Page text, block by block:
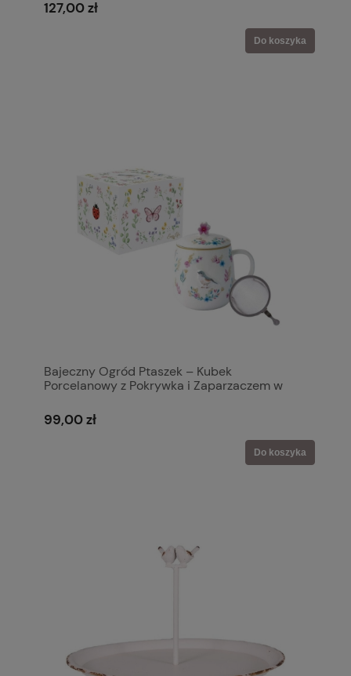
127,00 zł
Do koszyka
Bajeczny Ogród Ptaszek – Kubek
Porcelanowy z Pokrywka i Zaparzaczem w
99,00 zł
Do koszyka